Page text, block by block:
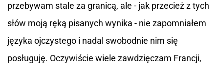
przebywam stale za granicą, ale - jak przecież z tych
słów moją ręką pisanych wynika - nie zapomniałem
języka ojczystego i nadal swobodnie nim się
posługuję. Oczywiście wiele zawdzięczam Francji,